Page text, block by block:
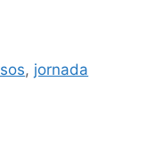
, jornada